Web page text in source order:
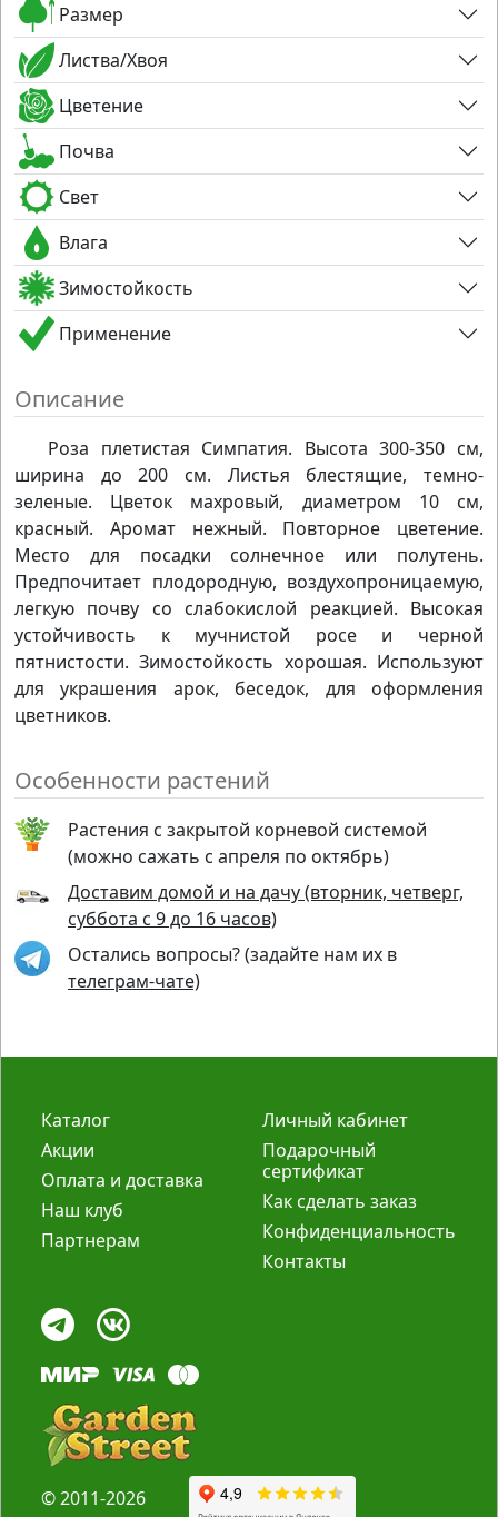
Размер
Листва/Хвоя
Цветение
Почва
Свет
Влага
Зимостойкость
Применение
Описание
Роза плетистая Симпатия. Высота 300-350 см,
ширина до 200 см. Листья блестящие, темно-
зеленые. Цветок махровый, диаметром 10 см,
красный. Аромат нежный. Повторное цветение.
Место для посадки солнечное или полутень.
Предпочитает плодородную, воздухопроницаемую,
легкую почву со слабокислой реакцией. Высокая
устойчивость к мучнистой росе и черной
пятнистости. Зимостойкость хорошая. Используют
для украшения арок, беседок, для оформления
цветников.
Особенности растений
Растения с закрытой корневой системой
(можно сажать с апреля по октябрь)
Доставим домой и на дачу (вторник, четверг,
суббота с 9 до 16 часов)
Остались вопросы? (задайте нам их в
телеграм-чате)
Каталог
Акции
Оплата и доставка
Наш клуб
Партнерам
Личный кабинет
Подарочный
сертификат
Как сделать заказ
Конфиденциальность
Контакты
© 2011-2026